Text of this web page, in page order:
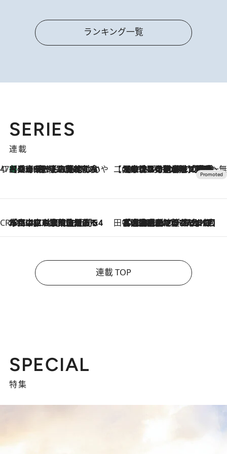
ランキング一覧
SERIES
連載
47都道府県の手みやげ ひんやりスイーツで夏を満喫
2026.8.8
【兵庫県】この夏絶対食べたい 冷やしておいしいおやつ3選 淡路島の恵みをジェラートに集約 【CREA×星野リゾート】唯一無二。癒しと発見が待つ場所へ
2026.8.7
【トンボの足水浴】ヒノキの香りに包まれて涼感マックス！約13℃の湧水かけ流しを避暑地「星野温泉 トンボの湯」で体験
CREA'S CHOICE
2026.8.7
「立川にも歌舞伎があるんだよ」 片岡仁左衛門・市川中車ら豪華座組みで4年目の立川立飛歌舞伎へ 田中稲の勝手に再ブーム
2026.8.7
「湘南乃風に憧れて」観客大盛上がりの“タオル回し”に、ラッパー顔負けの高速歌唱まで…さだまさし（74）のアグレッシブすぎる現在地
連載 TOP
SPECIAL
特集